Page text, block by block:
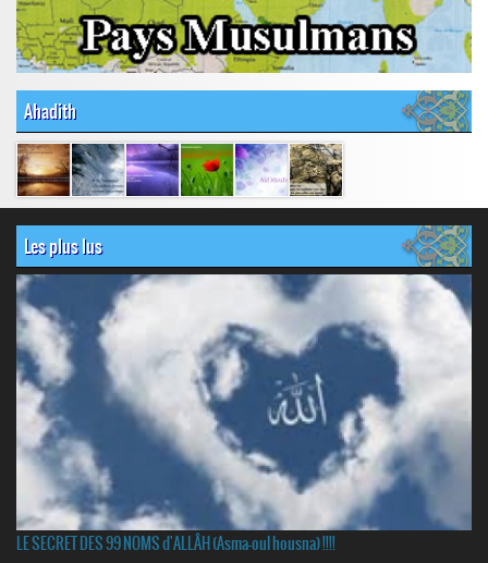
Ahadith
Les plus lus
LE SECRET DES 99 NOMS d'ALLÂH (Asma-oul housna) !!!!